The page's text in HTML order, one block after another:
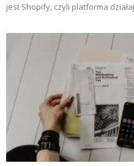
jest Shopify, czyli platforma